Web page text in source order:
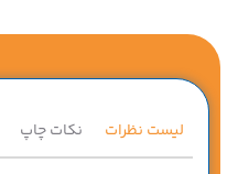
لیست نظرات نکات چاپ